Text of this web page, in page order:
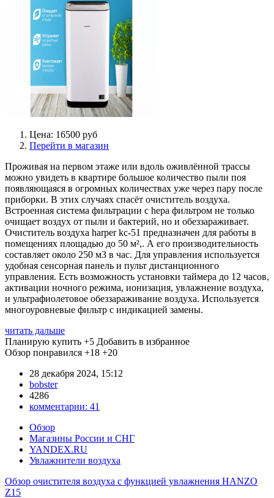
Цена: 16500 руб
Перейти в магазин
Проживая на первом этаже или вдоль оживлённой трассы
можно увидеть в квартире большое количество пыли поя
появляющаяся в огромных количествах уже через пару после
приборки. В этих случаях спасёт очиститель воздуха.
Встроенная система фильтрации с hepa фильтром не только
очищает воздух от пыли и бактерий, но и обеззараживает.
Очиститель воздуха harper kc-51 предназначен для работы в
помещениях площадью до 50 м²,. А его производительность
составляет около 250 м3 в час. Для управления используется
удобная сенсорная панель и пульт дистанционного
управления. Есть возможность установки таймера до 12 часов,
активации ночного режима, ионизация, увлажнение воздуха,
и ультрафиолетовое обеззараживание воздуха. Используется
многоуровневые фильтр с индикацией замены.
читать дальше
Планирую купить +5 Добавить в избранное
Обзор понравился +18 +20
28 декабря 2024, 15:12
bobster
4286
комментарии: 41
Обзор
Магазины России и СНГ
YANDEX.RU
Увлажнители воздуха
Обзор очистителя воздуха с функцией увлажнения HANZO
Z15